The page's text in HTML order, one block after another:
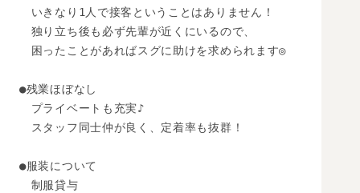
いきなり1人で接客ということはありません！
独り立ち後も必ず先輩が近くにいるので、
困ったことがあればスグに助けを求められます◎
●残業ほぼなし
プライベートも充実♪
スタッフ同士仲が良く、定着率も抜群！
●服装について
制服貸与